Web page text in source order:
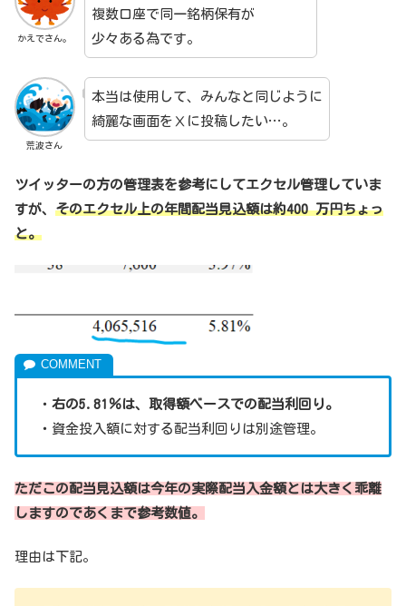
かえでさん。
複数口座で同一銘柄保有が
少々ある為です。
荒波さん
本当は使用して、みんなと同じように
綺麗な画面をⅩに投稿したい…。
ツイッターの方の管理表を参考にしてエクセル管理していま
すが、 そのエクセル上の年間配当見込額は約400万円ちょっ
と。
・ 右の5.81％は、取得額ベースでの配当利回り。
・資金投入額に対する配当利回りは別途管理。
ただこの配当見込額は今年の実際配当入金額とは大きく乖離
しますのであくまで参考数値。
理由は下記。